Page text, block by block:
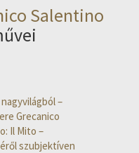
Salentino
–
Grecanico
Il Mito –
szubjektíven